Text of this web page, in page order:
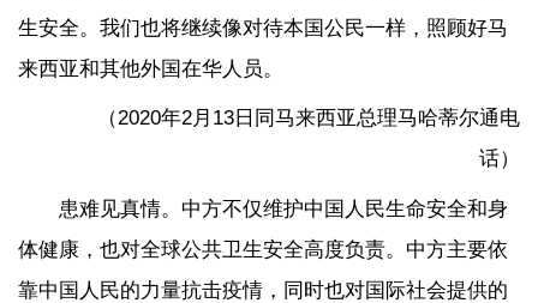
生安全。我们也将继续像对待本国公民一样，照顾好马
来西亚和其他外国在华人员。
（2020年2月13日同马来西亚总理马哈蒂尔通电
话）
患难见真情。中方不仅维护中国人民生命安全和身
体健康，也对全球公共卫生安全高度负责。中方主要依
靠中国人民的力量抗击疫情，同时也对国际社会提供的